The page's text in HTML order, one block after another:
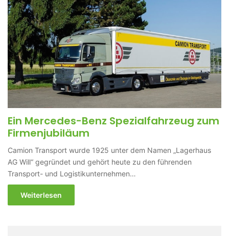
Ein Mercedes-Benz Spezialfahrzeug zum
Firmenjubiläum
Camion Transport wurde 1925 unter dem Namen „Lagerhaus
AG Will“ gegründet und gehört heute zu den führenden
Transport- und Logistikunternehmen…
Weiterlesen